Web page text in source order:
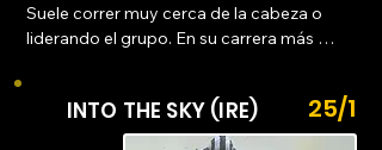
Suele correr muy cerca de la cabeza o
liderando el grupo. En su carrera más
quería ir más rápido de lo que su jinete
deseaba inicialmente.
INTO THE SKY (IRE) 25/1